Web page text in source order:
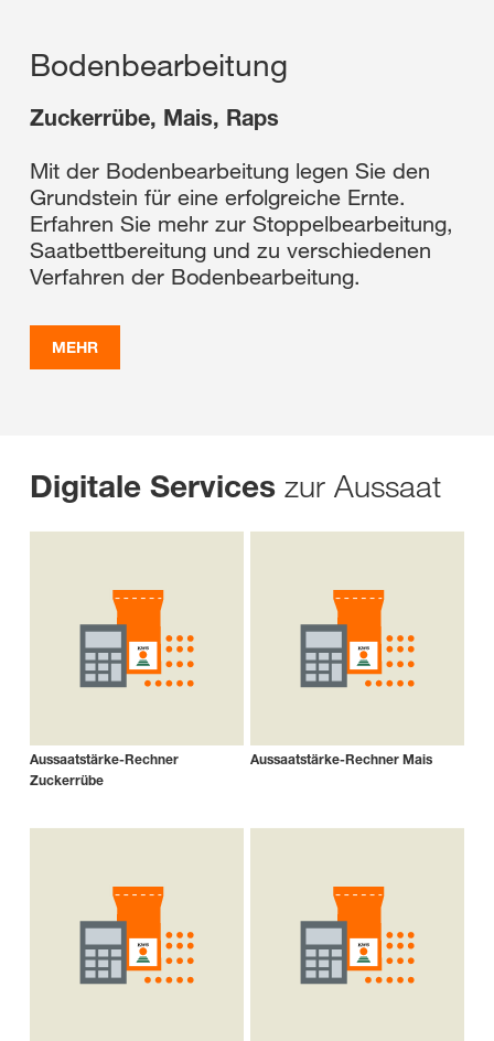
Bodenbearbeitung
Zuckerrübe, Mais, Raps
Mit der Bodenbearbeitung legen Sie den
Grundstein für eine erfolgreiche Ernte.
Erfahren Sie mehr zur Stoppelbearbeitung,
Saatbettbereitung und zu verschiedenen
Verfahren der Bodenbearbeitung.
MEHR
Digitale Services zur Aussaat
Aussaatstärke-Rechner
Zuckerrübe
Aussaatstärke-Rechner Mais